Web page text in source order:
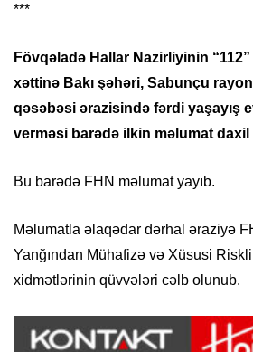
***
Fövqəladə Hallar Nazirliyinin
xəttinə Bakı şəhəri, Sabunçu
qəsəbəsi ərazisində fərdi yaşayış
verməsi barədə ilkin məlumat daxil
Bu barədə FHN məlumat yayıb.
Məlumatla əlaqədar dərhal əraziyə
Yanğından Mühafizə və Xüsusi
xidmətlərinin qüvvələri cəlb olunub.